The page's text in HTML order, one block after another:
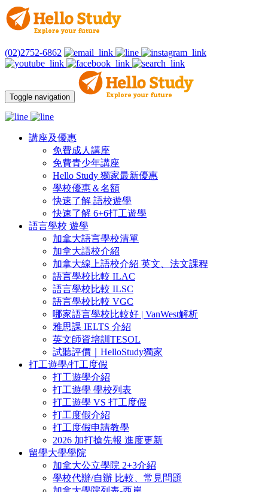
(02)2752-6862
Toggle navigation
講座及優惠
免費成人講座
免費青少年講座
Hello Study 獨家最新優惠
學校優惠＆名額
快速了解 語校遊學
快速了解 6+6打工遊學
語言學校 遊學
加拿大語言學校清單
加拿大語校介紹
加拿大線上語校介紹 英文、法文課程
語言學校比較 ILAC
語言學校比較 ILSC
語言學校比較 VGC
哪家語言學校比較好 | VanWest解析
雅思課 IELTS 介紹
英文師資培訓TESOL
試聽評價｜HelloStudy獨家
打工遊學/打工度假
打工遊學介紹
打工遊學 學校列表
打工遊學 VS 打工度假
打工度假介紹
打工度假申請教學
2026 加打搶先報 進度更新
留學大學學院
加拿大公立學院 2+3介紹
學校代辦/自辦 比較、常見問題